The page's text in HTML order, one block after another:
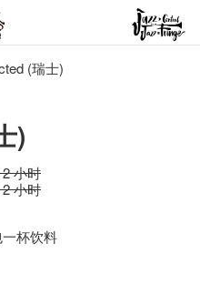
(瑞士)
)
小时
小时
杯饮料